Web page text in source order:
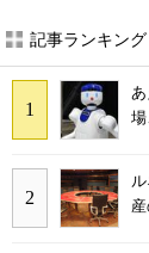
記事ランキング